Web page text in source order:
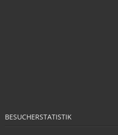
BESUCHERSTATISTIK